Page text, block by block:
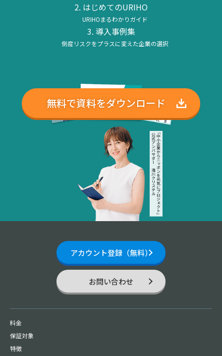
はじめてのURIHO
URIHOまるわかりガイド
導入事例集
倒産リスクをプラスに変えた企業の選択
無料で資料をダウンロード
料金
保証対象
特徴
アカウント登録（無料）
お問い合わせ